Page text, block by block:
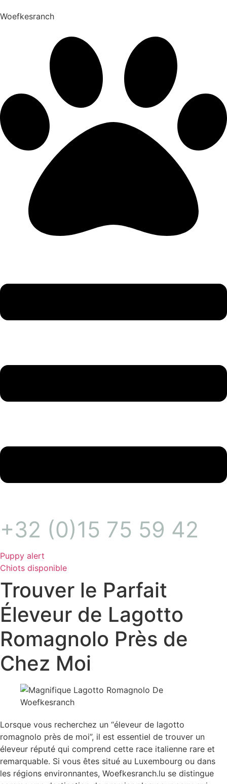
Woefkesranch
+32 (0)15 75 59 42
Puppy alert
Chiots disponible
Trouver le Parfait
Éleveur de Lagotto
Romagnolo Près de
Chez Moi
Lorsque vous recherchez un “éleveur de lagotto
romagnolo près de moi”, il est essentiel de trouver un
éleveur réputé qui comprend cette race italienne rare et
remarquable. Si vous êtes situé au Luxembourg ou dans
les régions environnantes, Woefkesranch.lu se distingue